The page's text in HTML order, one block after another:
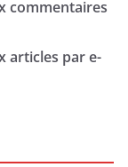
commentaires
articles par e-